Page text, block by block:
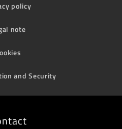
policy
note
and Security